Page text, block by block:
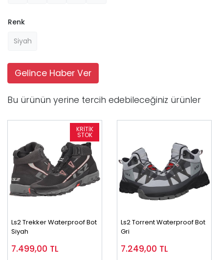
Renk
Siyah
Gelince Haber Ver
Bu ürünün yerine tercih edebileceğiniz ürünler
Ls2 Trekker Waterproof Bot
Siyah
7.499,00 TL
Ls2 Torrent Waterproof Bot
Gri
7.249,00 TL